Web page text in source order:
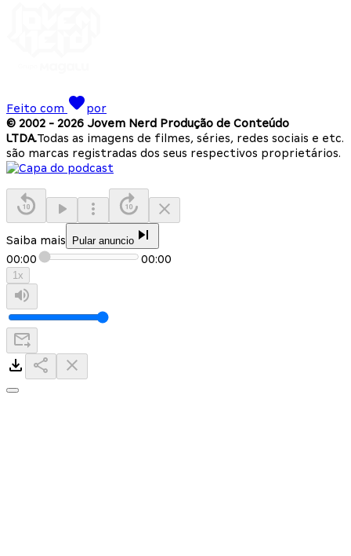
Feito com
por
© 2002 - 2026 Jovem Nerd Produção de Conteúdo
LTDA.Todas as imagens de filmes, séries, redes sociais e etc.
são marcas registradas dos seus respectivos proprietários.
Saiba mais Pular anuncio
00:00 00:00
1x